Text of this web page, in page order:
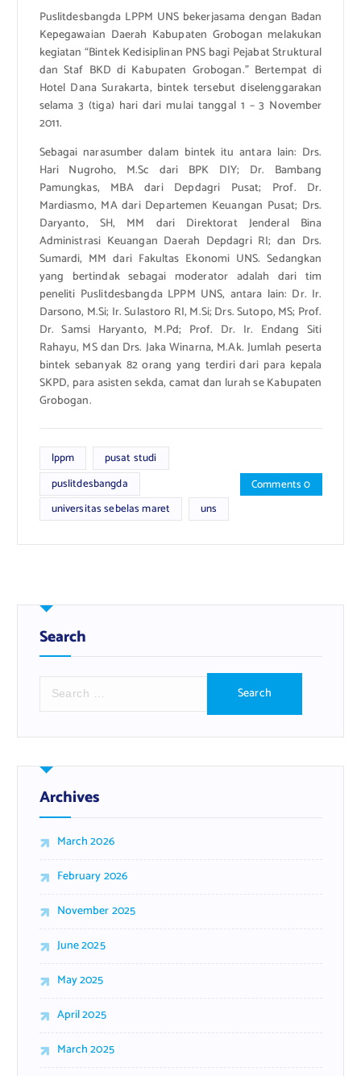
Puslitdesbangda LPPM UNS bekerjasama dengan Badan
Kepegawaian Daerah Kabupaten Grobogan melakukan
kegiatan “Bintek Kedisiplinan PNS bagi Pejabat Struktural
dan Staf BKD di Kabupaten Grobogan.” Bertempat di
Hotel Dana Surakarta, bintek tersebut diselenggarakan
selama 3 (tiga) hari dari mulai tanggal 1 – 3 November
2011.
Sebagai narasumber dalam bintek itu antara lain: Drs.
Hari Nugroho, M.Sc dari BPK DIY; Dr. Bambang
Pamungkas, MBA dari Depdagri Pusat; Prof. Dr.
Mardiasmo, MA dari Departemen Keuangan Pusat; Drs.
Daryanto, SH, MM dari Direktorat Jenderal Bina
Administrasi Keuangan Daerah Depdagri RI; dan Drs.
Sumardi, MM dari Fakultas Ekonomi UNS. Sedangkan
yang bertindak sebagai moderator adalah dari tim
peneliti Puslitdesbangda LPPM UNS, antara lain: Dr. Ir.
Darsono, M.Si; Ir. Sulastoro RI, M.Si; Drs. Sutopo, MS; Prof.
Dr. Samsi Haryanto, M.Pd; Prof. Dr. Ir. Endang Siti
Rahayu, MS dan Drs. Jaka Winarna, M.Ak. Jumlah peserta
bintek sebanyak 82 orang yang terdiri dari para kepala
SKPD, para asisten sekda, camat dan lurah se Kabupaten
Grobogan.
lppm
pusat studi
puslitdesbangda
universitas sebelas maret
uns
Comments 0
Search
r
h
f
o
:
Archives
March 2026
February 2026
November 2025
June 2025
May 2025
April 2025
March 2025